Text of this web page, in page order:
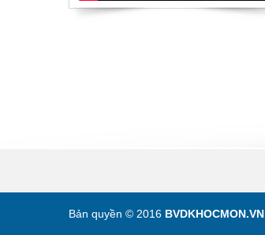
Bản quyền © 2016 BVDKHOCMON.VN